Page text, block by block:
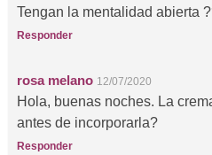
Tengan la mentalidad abierta
Responder
rosa melano 12/07/2020
Hola, buenas noches. La
antes de incorporarla?
Responder